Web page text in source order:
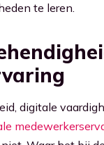
te leren.
digitale